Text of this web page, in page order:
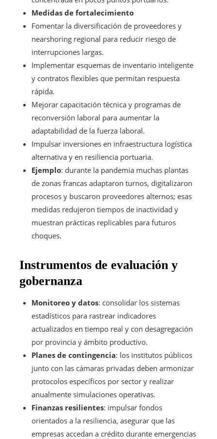
Medidas de fortalecimiento
Fomentar la diversificación de proveedores y
nearshoring regional para reducir riesgo de
interrupciones largas.
Implementar esquemas de inventario inteligente
y contratos flexibles que permitan respuesta
rápida.
Mejorar capacitación técnica y programas de
reconversión laboral para aumentar la
adaptabilidad de la fuerza laboral.
Impulsar inversiones en infraestructura logística
alternativa y en resiliencia portuaria.
Ejemplo: durante la pandemia muchas plantas
de zonas francas adaptaron turnos, digitalizaron
procesos y buscaron proveedores alternos; esas
medidas redujeron tiempos de inactividad y
muestran prácticas replicables para futuros
choques.
Instrumentos de evaluación y
gobernanza
Monitoreo y datos: consolidar los sistemas
estadísticos para rastrear indicadores
actualizados en tiempo real y con desagregación
por provincia y ámbito productivo.
Planes de contingencia: los institutos públicos
junto con las cámaras privadas deben armonizar
protocolos específicos por sector y realizar
anualmente simulaciones operativas.
Finanzas resilientes: impulsar fondos
orientados a la resiliencia, asegurar que las
empresas accedan a crédito durante emergencias